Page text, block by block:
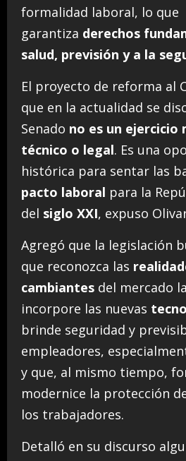
formalidad laboral, lo que
garantiza derechos
salud, previsión y a la
El proyecto de reforma al
que en la actualidad se
Senado no es un ejercicio
técnico o legal. Es una
histórica para sentar las
pacto laboral para la
del siglo XXI, expuso
Agregó que la legislación
que reconozca las
cambiantes del mercado
incorpore las nuevas
brinde seguridad y
empleadores,
y que, al mismo tiempo,
modernice la protección
los trabajadores.
Detalló en su discurso